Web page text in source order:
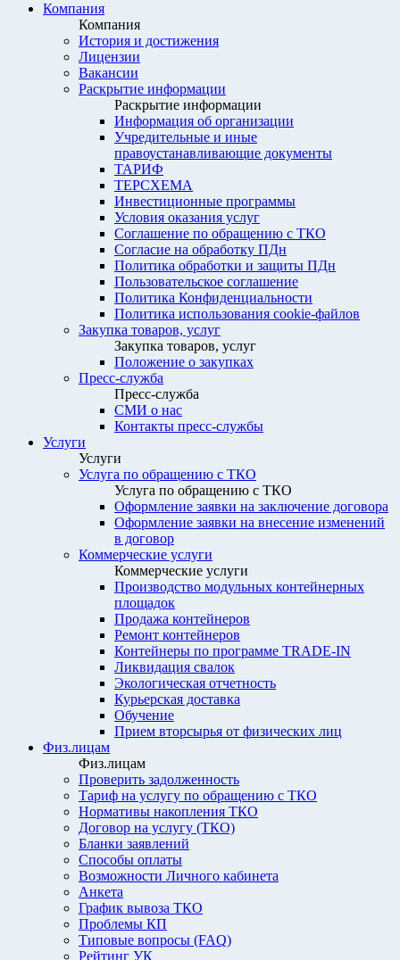
Компания
Компания
История и достижения
Лицензии
Вакансии
Раскрытие информации
Раскрытие информации
Информация об организации
Учредительные и иные
правоустанавливающие документы
ТАРИФ
ТЕРСХЕМА
Инвестиционные программы
Условия оказания услуг
Соглашение по обращению с ТКО
Согласие на обработку ПДн
Политика обработки и защиты ПДн
Пользовательское соглашение
Политика Конфиденциальности
Политика использования cookie-файлов
Закупка товаров, услуг
Закупка товаров, услуг
Положение о закупках
Пресс-служба
Пресс-служба
СМИ о нас
Контакты пресс-службы
Услуги
Услуги
Услуга по обращению с ТКО
Услуга по обращению с ТКО
Оформление заявки на заключение договора
Оформление заявки на внесение изменений
в договор
Коммерческие услуги
Коммерческие услуги
Производство модульных контейнерных
площадок
Продажа контейнеров
Ремонт контейнеров
Контейнеры по программе TRADE-IN
Ликвидация свалок
Экологическая отчетность
Курьерская доставка
Обучение
Прием вторсырья от физических лиц
Физ.лицам
Физ.лицам
Проверить задолженность
Тариф на услугу по обращению с ТКО
Нормативы накопления ТКО
Договор на услугу (ТКО)
Бланки заявлений
Способы оплаты
Возможности Личного кабинета
Анкета
График вывоза ТКО
Проблемы КП
Типовые вопросы (FAQ)
Рейтинг УК